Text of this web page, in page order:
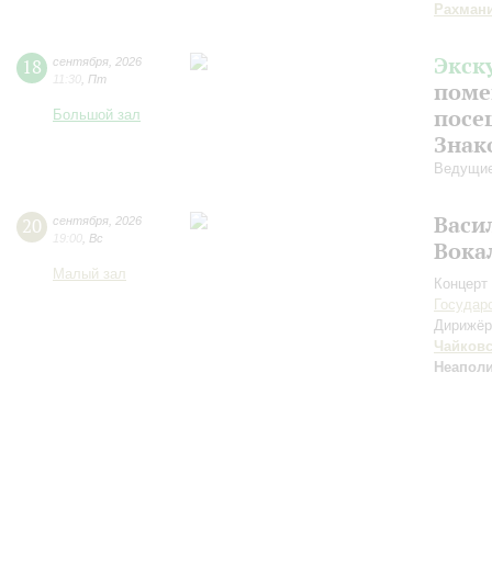
18 сентября 2026
11:30 Пт
Большой зал
20 сентября 2026
19:00 Вс
Малый зал